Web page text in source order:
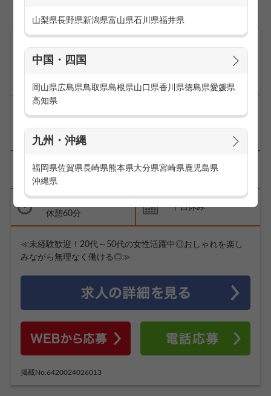
山梨県長野県新潟県富山県石川県福井県
中国・四国
岡山県広島県鳥取県島根県山口県香川県徳島県愛媛県
高知県
九州・沖縄
福岡県佐賀県長崎県熊本県大分県宮崎県鹿児島県
沖縄県
9/2～23限定！帽子・ストールのアパレル
車やバイク通勤可
時給1,400円
西鉄福岡(天神)駅
09:45～20:15
休憩60分
平日休み
≪未経験歓迎！20代～50代の女性活躍中◎おしゃれを楽し
みながら無理なく働ける◎≫
掲載No.6420024026013